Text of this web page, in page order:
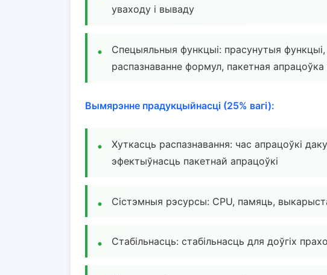
уваходу і вываду
Спецыяльныя функцыі: прасунутыя функцыі,
распазнаванне формул, пакетная апрацоўка
Вымярэнне прадукцыйнасці (25% вагі):
Хуткасць распазнавання: час апрацоўкі
эфектыўнасць пакетнай апрацоўкі
Сістэмныя рэсурсы: CPU, памяць,
Стабільнасць: стабільнасць для доўгіх